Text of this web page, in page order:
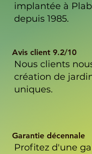
implantée à
depuis 1985.
Avis client 9.2/10
Nous clients
création de
uniques.
Garantie décennale
Profitez d'une